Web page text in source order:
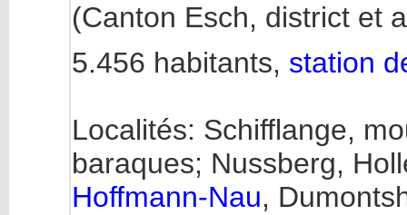
(Canton Esch, district et
5.456 habitants, station
Localités: Schifflange,
baraques; Nussberg,
Hoffmann-Nau,